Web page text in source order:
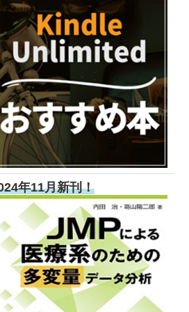
年11月新刊！